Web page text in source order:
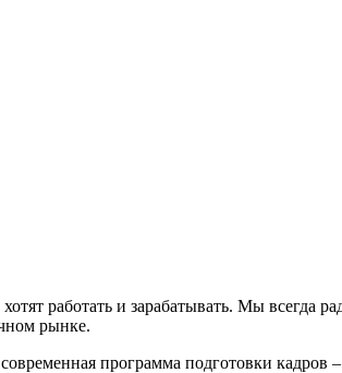
работать и зарабатывать. Мы всегда
рынке.
программа подготовки кадров